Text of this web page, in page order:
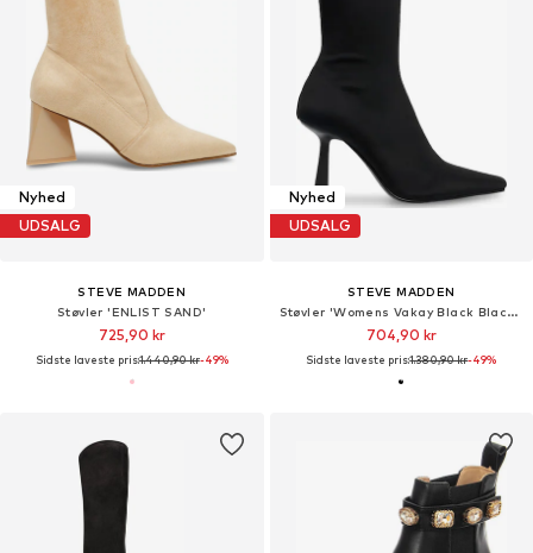
Nyhed
UDSALG
STEVE MADDEN
Støvler 'ENLIST SAND'
725,90 kr
Sidste laveste pris:1.440,90 kr-49%
Nyhed
UDSALG
STEVE MADDEN
Støvler 'Womens Vakay Black Black Boots'
704,90 kr
Sidste laveste pris:1.380,90 kr-49%